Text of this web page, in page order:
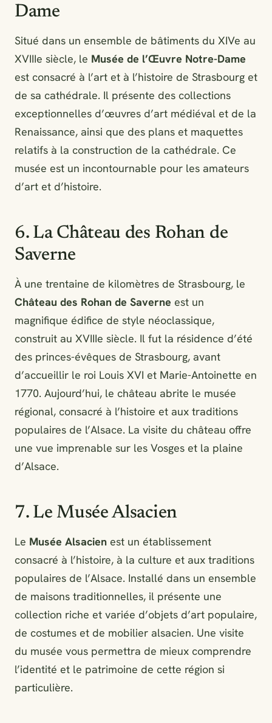
Dame
Situé dans un ensemble de bâtiments du XIVe au
XVIIIe siècle, le Musée de l’Œuvre Notre-Dame
est consacré à l’art et à l’histoire de Strasbourg et
de sa cathédrale. Il présente des collections
exceptionnelles d’œuvres d’art médiéval et de la
Renaissance, ainsi que des plans et maquettes
relatifs à la construction de la cathédrale. Ce
musée est un incontournable pour les amateurs
d’art et d’histoire.
6. La Château des Rohan de
Saverne
À une trentaine de kilomètres de Strasbourg, le
Château des Rohan de Saverne est un
magnifique édifice de style néoclassique,
construit au XVIIIe siècle. Il fut la résidence d’été
des princes-évêques de Strasbourg, avant
d’accueillir le roi Louis XVI et Marie-Antoinette en
1770. Aujourd’hui, le château abrite le musée
régional, consacré à l’histoire et aux traditions
populaires de l’Alsace. La visite du château offre
une vue imprenable sur les Vosges et la plaine
d’Alsace.
7. Le Musée Alsacien
Le Musée Alsacien est un établissement
consacré à l’histoire, à la culture et aux traditions
populaires de l’Alsace. Installé dans un ensemble
de maisons traditionnelles, il présente une
collection riche et variée d’objets d’art populaire,
de costumes et de mobilier alsacien. Une visite
du musée vous permettra de mieux comprendre
l’identité et le patrimoine de cette région si
particulière.